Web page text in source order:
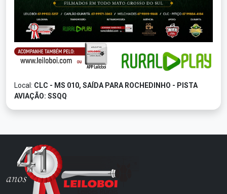
Local: CLC - MS 010, SAÍDA PARA ROCHEDINHO - PISTA
AVIAÇÃO: SSQQ